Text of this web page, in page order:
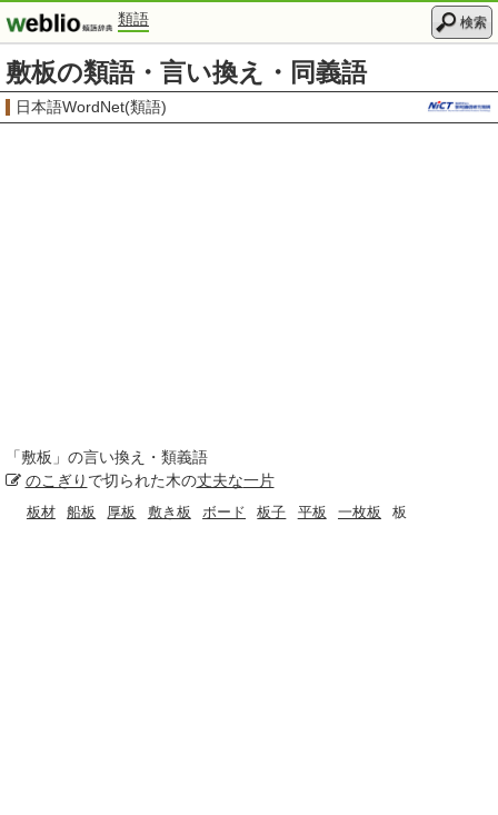
類語 検索
敷板の類語・言い換え・同義語
日本語WordNet(類語)
「敷板 」の言い換え・類義語
のこぎり で切られた木の丈夫な一片
板材 船板 厚板 敷き板 ボード 板子 平板 一枚板 板